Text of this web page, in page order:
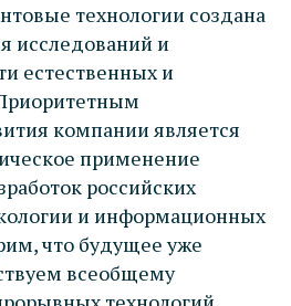
технологии создана
исследований и
естественных и
компании является
применение
российских
и информационных
что будущее уже
всеобщему